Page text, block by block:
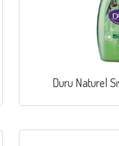
Duru Naturel